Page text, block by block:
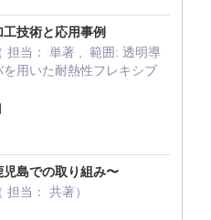
技術と応用事例
当： 単著 , 範囲: 透明導
用いた耐熱性フレキシブ
島での取り組み〜
当： 共著）